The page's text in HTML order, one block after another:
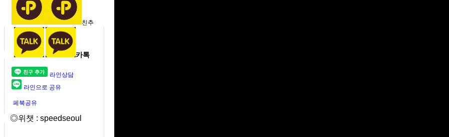
친추
카톡
라인상담
라인으로 공유
페북공유
◎위챗 : speedseoul